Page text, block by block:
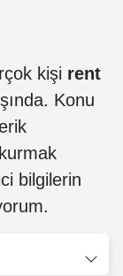
kişi rent
Konu
bilgilerin